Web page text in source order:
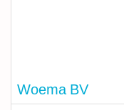
Woema BV